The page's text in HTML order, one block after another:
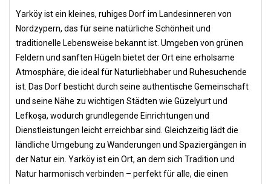
Yarköy ist ein kleines, ruhiges Dorf im Landesinneren von
Nordzypern, das für seine natürliche Schönheit und
traditionelle Lebensweise bekannt ist. Umgeben von grünen
Feldern und sanften Hügeln bietet der Ort eine erholsame
Atmosphäre, die ideal für Naturliebhaber und Ruhesuchende
ist. Das Dorf besticht durch seine authentische Gemeinschaft
und seine Nähe zu wichtigen Städten wie Güzelyurt und
Lefkoşa, wodurch grundlegende Einrichtungen und
Dienstleistungen leicht erreichbar sind. Gleichzeitig lädt die
ländliche Umgebung zu Wanderungen und Spaziergängen in
der Natur ein. Yarköy ist ein Ort, an dem sich Tradition und
Natur harmonisch verbinden – perfekt für alle, die einen